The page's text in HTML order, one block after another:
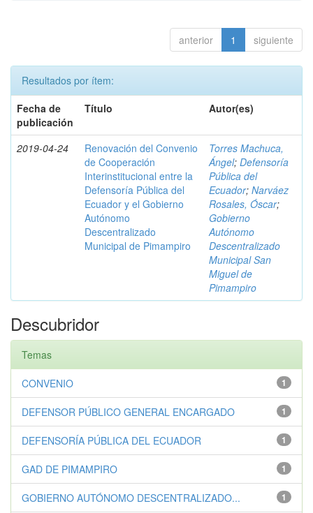
anterior 1 siguiente
Resultados por ítem:
Fecha de
publicación
Título Autor(es)
2019-04-24
Renovación del Convenio
de Cooperación
Interinstitucional entre la
Defensoría Pública del
Ecuador y el Gobierno
Autónomo
Descentralizado
Municipal de Pimampiro
Torres Machuca,
Ángel; Defensoría
Pública del
Ecuador; Narváez
Rosales, Óscar;
Gobierno
Autónomo
Descentralizado
Municipal San
Miguel de
Pimampiro
Descubridor
Temas
1
CONVENIO
1
DEFENSOR PÚBLICO GENERAL ENCARGADO
1
DEFENSORÍA PÚBLICA DEL ECUADOR
1
GAD DE PIMAMPIRO
1
GOBIERNO AUTÓNOMO DESCENTRALIZADO...